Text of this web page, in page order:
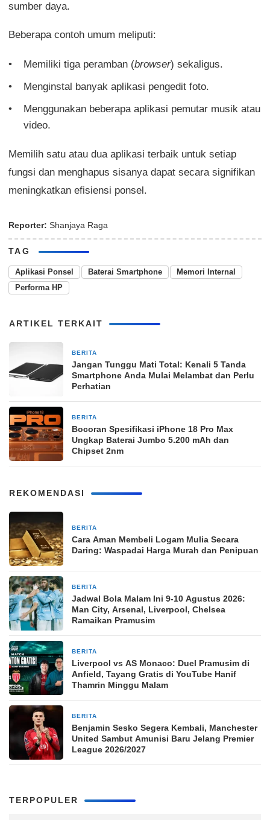
sumber daya.
Beberapa contoh umum meliputi:
Memiliki tiga peramban (browser) sekaligus.
Menginstal banyak aplikasi pengedit foto.
Menggunakan beberapa aplikasi pemutar musik atau
video.
Memilih satu atau dua aplikasi terbaik untuk setiap
fungsi dan menghapus sisanya dapat secara signifikan
meningkatkan efisiensi ponsel.
Reporter: Shanjaya Raga
TAG
Aplikasi Ponsel Baterai Smartphone
Memori Internal
Performa HP
ARTIKEL TERKAIT
BERITA
Jangan Tunggu Mati Total: Kenali 5 Tanda
Smartphone Anda Mulai Melambat dan Perlu
Perhatian
BERITA
Bocoran Spesifikasi iPhone 18 Pro Max
Ungkap Baterai Jumbo 5.200 mAh dan
Chipset 2nm
REKOMENDASI
BERITA
Cara Aman Membeli Logam Mulia Secara
Daring: Waspadai Harga Murah dan Penipuan
BERITA
Jadwal Bola Malam Ini 9-10 Agustus 2026:
Man City, Arsenal, Liverpool, Chelsea
Ramaikan Pramusim
BERITA
Liverpool vs AS Monaco: Duel Pramusim di
Anfield, Tayang Gratis di YouTube Hanif
Thamrin Minggu Malam
BERITA
Benjamin Sesko Segera Kembali, Manchester
United Sambut Amunisi Baru Jelang Premier
League 2026/2027
TERPOPULER